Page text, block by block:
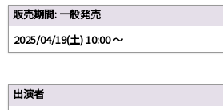
販売期間: 一般発売
2025/04/19(土) 10:00 〜
出演者